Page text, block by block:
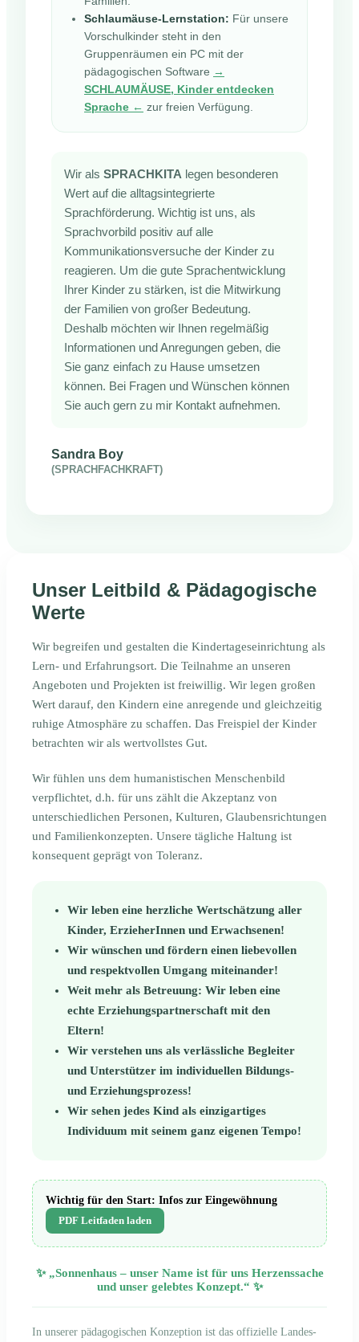
Schlaumäuse-Lernstation: Für unsere
Vorschulkinder steht in den
Gruppenräumen ein PC mit der
pädagogischen Software →
SCHLAUMÄUSE, Kinder entdecken
Sprache ← zur freien Verfügung.
Wir als SPRACHKITA legen besonderen
Wert auf die alltagsintegrierte
Sprachförderung. Wichtig ist uns, als
Sprachvorbild positiv auf alle
Kommunikationsversuche der Kinder zu
reagieren. Um die gute Sprachentwicklung
Ihrer Kinder zu stärken, ist die Mitwirkung
der Familien von großer Bedeutung.
Deshalb möchten wir Ihnen regelmäßig
Informationen und Anregungen geben, die
Sie ganz einfach zu Hause umsetzen
können. Bei Fragen und Wünschen können
Sie auch gern zu mir Kontakt aufnehmen.
Sandra Boy
(SPRACHFACHKRAFT)
Unser Leitbild & Pädagogische
Werte
Wir begreifen und gestalten die Kindertageseinrichtung als
Lern- und Erfahrungsort. Die Teilnahme an unseren
Angeboten und Projekten ist freiwillig. Wir legen großen
Wert darauf, den Kindern eine anregende und gleichzeitig
ruhige Atmosphäre zu schaffen. Das Freispiel der Kinder
betrachten wir als wertvollstes Gut.
Wir fühlen uns dem humanistischen Menschenbild
verpflichtet, d.h. für uns zählt die Akzeptanz von
unterschiedlichen Personen, Kulturen, Glaubensrichtungen
und Familienkonzepten. Unsere tägliche Haltung ist
konsequent geprägt von Toleranz.
Wir leben eine herzliche Wertschätzung aller
Kinder, ErzieherInnen und Erwachsenen!
Wir wünschen und fördern einen liebevollen
und respektvollen Umgang miteinander!
Weit mehr als Betreuung: Wir leben eine
echte Erziehungspartnerschaft mit den
Eltern!
Wir verstehen uns als verlässliche Begleiter
und Unterstützer im individuellen Bildungs-
und Erziehungsprozess!
Wir sehen jedes Kind als einzigartiges
Individuum mit seinem ganz eigenen Tempo!
Wichtig für den Start: Infos zur Eingewöhnung
PDF Leitfaden laden
✨ „Sonnenhaus – unser Name ist für uns Herzenssache
und unser gelebtes Konzept.“ ✨
In unserer pädagogischen Konzeption ist das offizielle Landes-